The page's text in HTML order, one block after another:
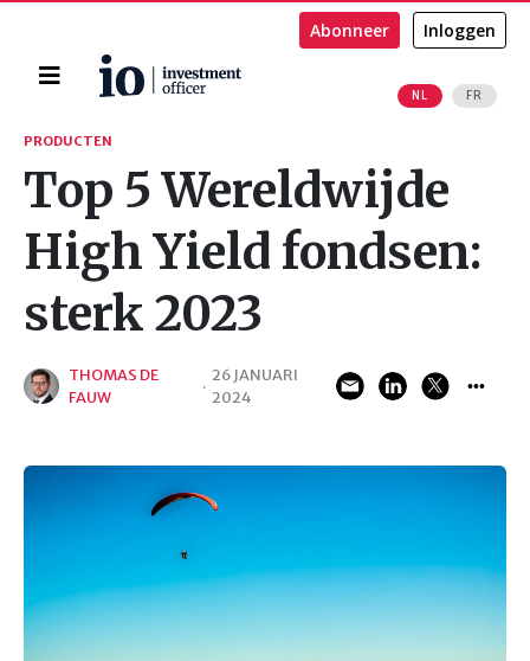
Home
NL FR
Abonneer Inloggen
Zoeken
PRODUCTEN
Top 5 Wereldwijde
High Yield fondsen:
sterk 2023
THOMAS DE
FAUW
·
26 JANUARI
2024